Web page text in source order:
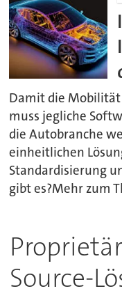
Damit die
muss jegliche
die Autobranche
einheitlichen
Standardisierung
gibt es?Mehr zum
Source-